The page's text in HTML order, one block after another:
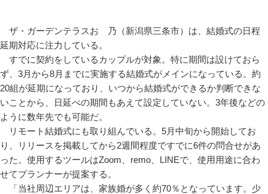
ザ・ガーデンテラスおゝ乃（新潟県三条市）は、結婚式の日程
延期対応に注力している。
すでに契約をしているカップルが対象。特に期間は設けておら
ず、3月から8月までに実施する結婚式がメインになっている。約
20組が延期になっており、いつから結婚式ができるか判断できな
いことから、日延べの期間もあえて設定していない。3年後などの
ように数年先でも可能だ。
リモート結婚式にも取り組んでいる。5月中旬から開始してお
り、リリースを掲載してから2週間程度ですでに6件の問合せがあ
った。使用するツールはZoom、remo、LINEで、使用用途に合わ
せてプランナーが提案する。
「当社周辺エリアは、家族婚が多く約70％となっています。少